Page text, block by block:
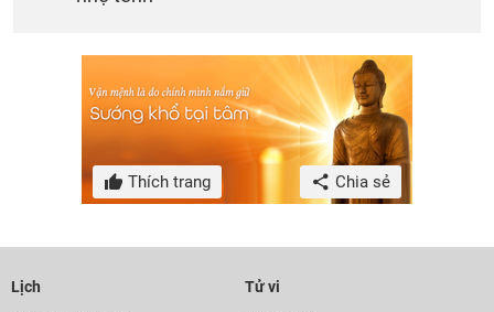
Thích trang Chia sẻ
Lịch
Tử vi